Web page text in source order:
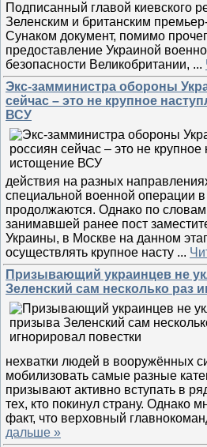
Подписанный главой киевского
Зеленским и британским
Сунаком документ, помимо
предоставление Украиной
безопасности Великобритании, ...
Экс-замминистра обороны
сейчас – это не крупное
ВСУ
действия на разных
специальной военной операции
продолжаются. Однако по
занимавшей ранее пост
Украины, в Москве на данном
осуществлять крупное насту ...
Призывающий украинцев не
Зеленский сам несколько раз
нехватки людей в вооружённых
мобилизовать самые разные
призывают активно вступать в
тех, кто покинул страну. Однако
факт, что верховный
дальше »